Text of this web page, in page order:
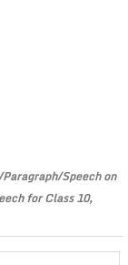
Speech on
for Class 10,